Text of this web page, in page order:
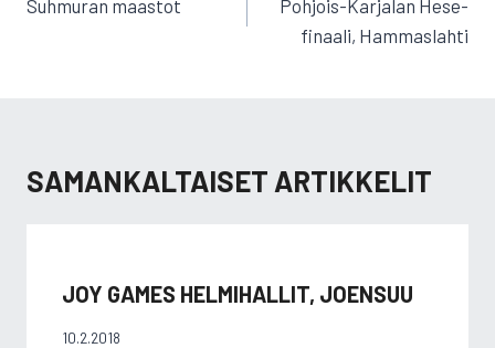
Suhmuran maastot
Pohjois-Karjalan Hese-
finaali, Hammaslahti
SAMANKALTAISET ARTIKKELIT
JOY GAMES HELMIHALLIT, JOENSUU
10.2.2018